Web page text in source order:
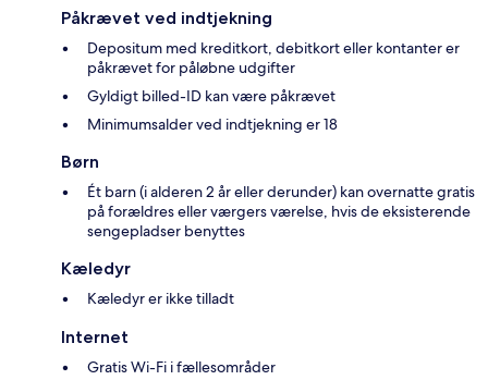
Påkrævet ved indtjekning
Depositum med kreditkort, debitkort eller kontanter er
påkrævet for påløbne udgifter
Gyldigt billed-ID kan være påkrævet
Minimumsalder ved indtjekning er 18
Børn
Ét barn (i alderen 2 år eller derunder) kan overnatte gratis
på forældres eller værgers værelse, hvis de eksisterende
sengepladser benyttes
Kæledyr
Kæledyr er ikke tilladt
Internet
Gratis Wi-Fi i fællesområder